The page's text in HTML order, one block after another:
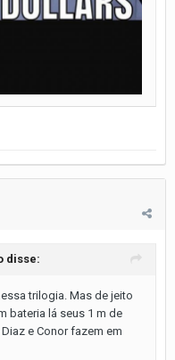
disse:
trilogia. Mas de jeito
bateria lá seus 1 m de
e Conor fazem em